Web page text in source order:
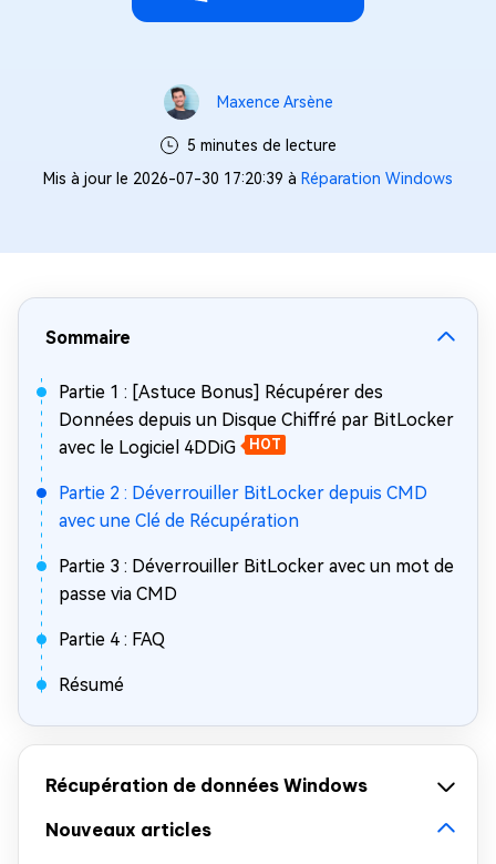
Maxence Arsène
5 minutes de lecture
Mis à jour le 2026-07-30 17:20:39 à Réparation Windows
Sommaire
Partie 1 : [Astuce Bonus] Récupérer des
Données depuis un Disque Chiffré par BitLocker
avec le Logiciel 4DDiG
HOT
Partie 2 : Déverrouiller BitLocker depuis CMD
avec une Clé de Récupération
Partie 3 : Déverrouiller BitLocker avec un mot de
passe via CMD
Partie 4 : FAQ
Résumé
Récupération de données Windows
Nouveaux articles